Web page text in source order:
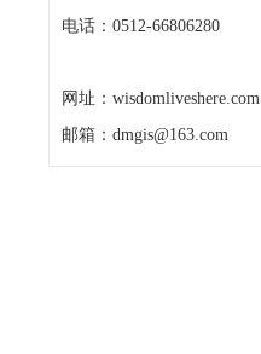
电话：0512-66806280
网址：wisdomliveshere.com
邮箱：dmgis@163.com